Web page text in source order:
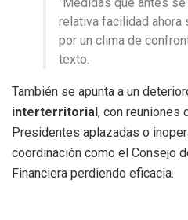
relativa facilidad ahora
por un clima de
texto.
También se apunta a un
interterritorial , con reuniones
Presidentes aplazadas o
coordinación como el Consejo
Financiera perdiendo eficacia.